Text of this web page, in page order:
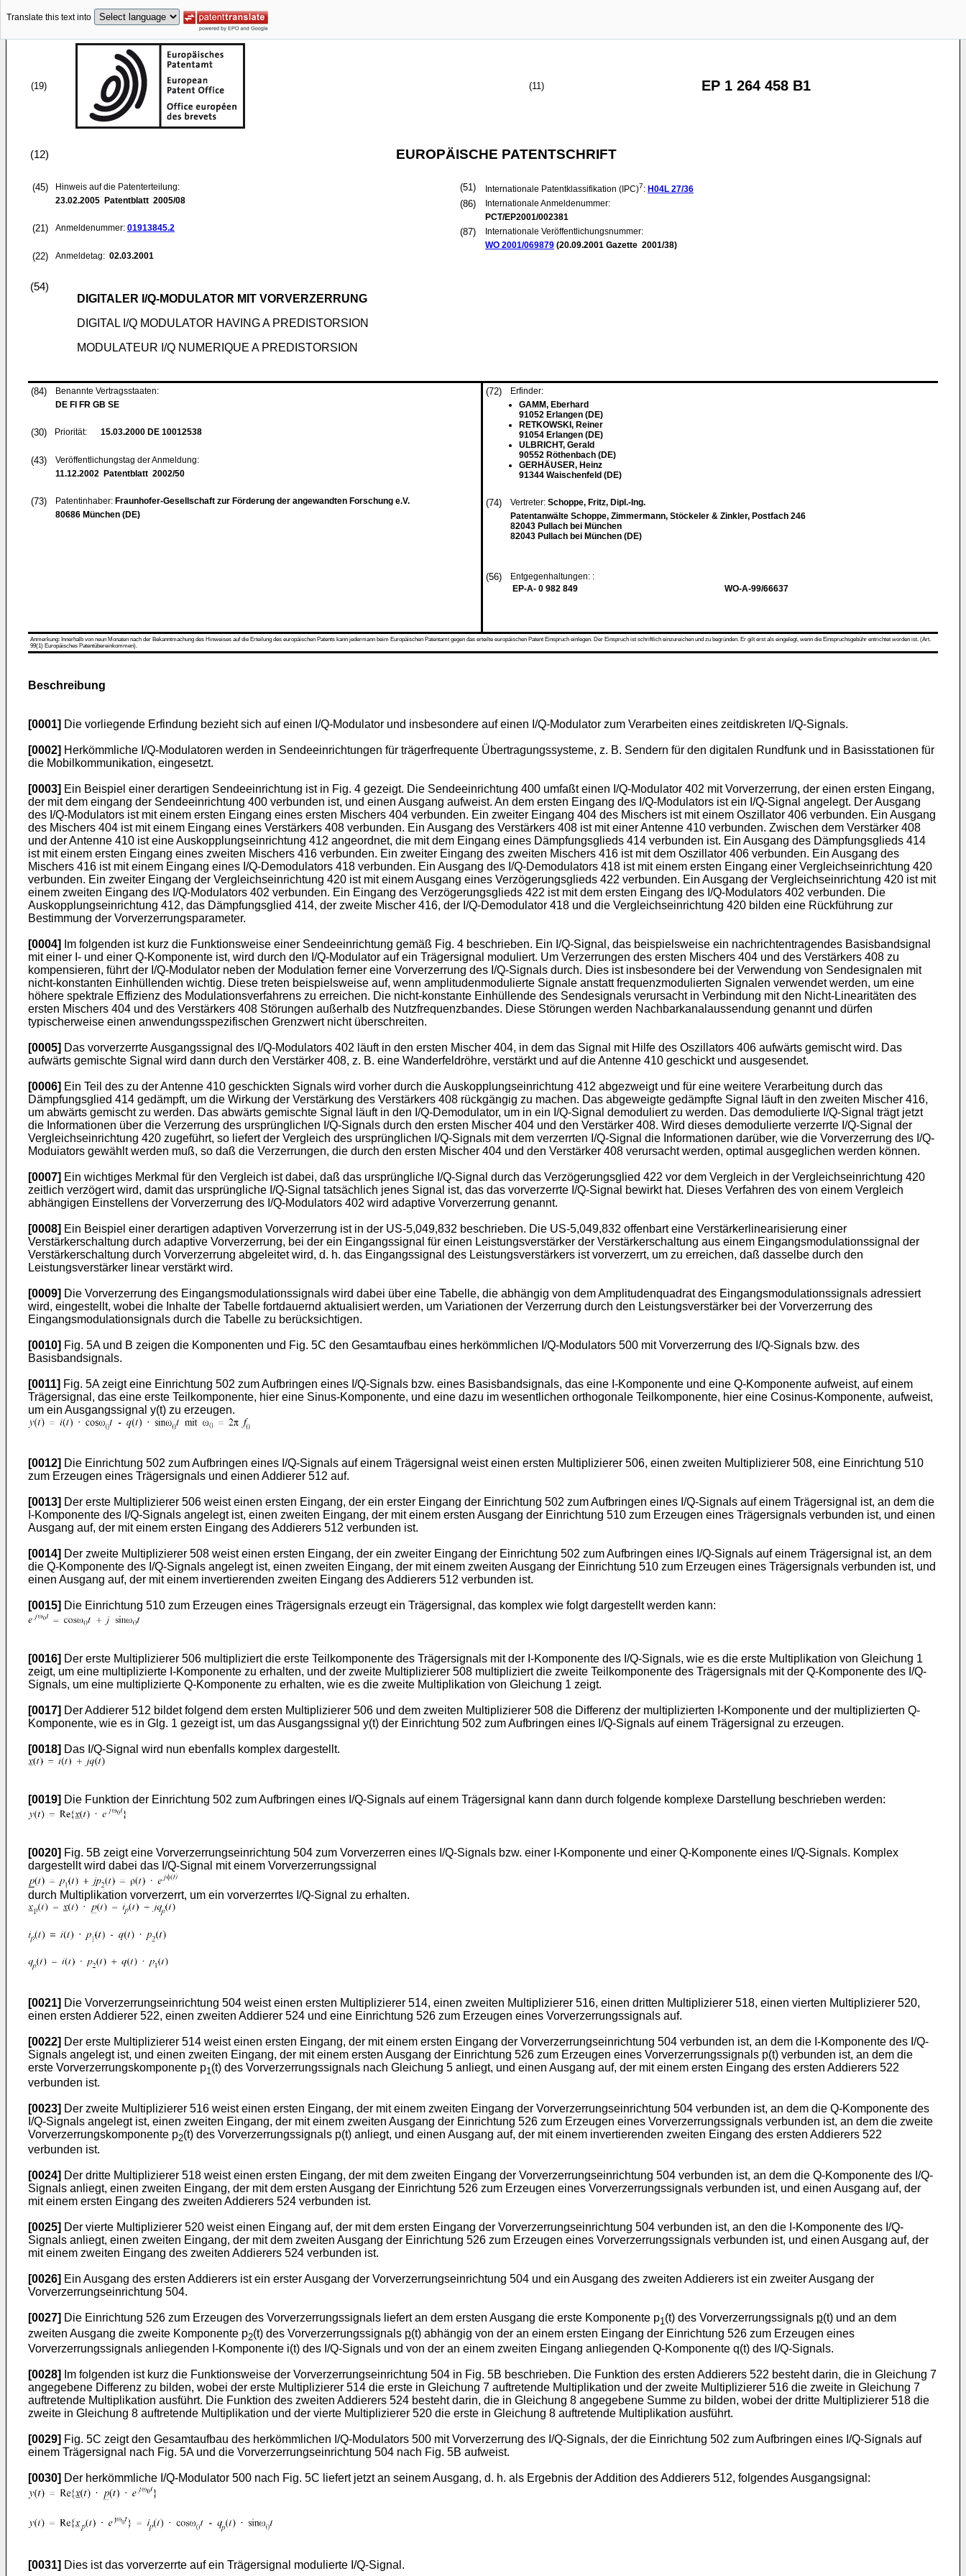
Translate this text into
(19) (11) EP 1 264 458 B1
(12) EUROPÄISCHE PATENTSCHRIFT
(45)
Hinweis auf die Patenterteilung:
23.02.2005 Patentblatt 2005/08
(21) Anmeldenummer: 01913845.2
(22) Anmeldetag: 02.03.2001
(51) Internationale Patentklassifikation (IPC)7: H04L 27/36
(86)
Internationale Anmeldenummer:
PCT/EP2001/002381
(87)
Internationale Veröffentlichungsnummer:
WO 2001/069879 (20.09.2001 Gazette 2001/38)
(54)
DIGITALER I/Q-MODULATOR MIT VORVERZERRUNG
DIGITAL I/Q MODULATOR HAVING A PREDISTORSION
MODULATEUR I/Q NUMERIQUE A PREDISTORSION
(84)
Benannte Vertragsstaaten:
DE FI FR GB SE
(30) Priorität: 15.03.2000 DE 10012538
(43)
Veröffentlichungstag der Anmeldung:
11.12.2002 Patentblatt 2002/50
(73) Patentinhaber: Fraunhofer-Gesellschaft zur Förderung der angewandten Forschung e.V.
80686 München (DE)
(72)
Erfinder:
GAMM, Eberhard
91052 Erlangen (DE)
RETKOWSKI, Reiner
91054 Erlangen (DE)
ULBRICHT, Gerald
90552 Röthenbach (DE)
GERHÄUSER, Heinz
91344 Waischenfeld (DE)
(74) Vertreter: Schoppe, Fritz, Dipl.-Ing.
Patentanwälte Schoppe, Zimmermann, Stöckeler & Zinkler, Postfach 246
82043 Pullach bei München
82043 Pullach bei München (DE)
(56)
Entgegenhaltungen: :
EP-A- 0 982 849
WO-A-99/66637
Anmerkung: Innerhalb von neun Monaten nach der Bekanntmachung des Hinweises auf die Erteilung des europäischen Patents kann jedermann beim Europäischen Patentamt gegen das erteilte europäischen Patent Einspruch einlegen. Der Einspruch ist schriftlich einzureichen und zu begründen. Er gilt erst als eingelegt, wenn die Einspruchsgebühr entrichtet worden ist. (Art.
99(1) Europäisches Patentübereinkommen).
Beschreibung
[0001] Die vorliegende Erfindung bezieht sich auf einen I/Q-Modulator und insbesondere auf einen I/Q-Modulator zum Verarbeiten eines zeitdiskreten I/Q-Signals.
[0002] Herkömmliche I/Q-Modulatoren werden in Sendeeinrichtungen für trägerfrequente Übertragungssysteme, z. B. Sendern für den digitalen Rundfunk und in Basisstationen für
die Mobilkommunikation, eingesetzt.
[0003] Ein Beispiel einer derartigen Sendeeinrichtung ist in Fig. 4 gezeigt. Die Sendeeinrichtung 400 umfaßt einen I/Q-Modulator 402 mit Vorverzerrung, der einen ersten Eingang,
der mit dem eingang der Sendeeinrichtung 400 verbunden ist, und einen Ausgang aufweist. An dem ersten Eingang des I/Q-Modulators ist ein I/Q-Signal angelegt. Der Ausgang
des I/Q-Modulators ist mit einem ersten Eingang eines ersten Mischers 404 verbunden. Ein zweiter Eingang 404 des Mischers ist mit einem Oszillator 406 verbunden. Ein Ausgang
des Mischers 404 ist mit einem Eingang eines Verstärkers 408 verbunden. Ein Ausgang des Verstärkers 408 ist mit einer Antenne 410 verbunden. Zwischen dem Verstärker 408
und der Antenne 410 ist eine Auskopplungseinrichtung 412 angeordnet, die mit dem Eingang eines Dämpfungsglieds 414 verbunden ist. Ein Ausgang des Dämpfungsglieds 414
ist mit einem ersten Eingang eines zweiten Mischers 416 verbunden. Ein zweiter Eingang des zweiten Mischers 416 ist mit dem Oszillator 406 verbunden. Ein Ausgang des
Mischers 416 ist mit einem Eingang eines I/Q-Demodulators 418 verbunden. Ein Ausgang des I/Q-Demodulators 418 ist mit einem ersten Eingang einer Vergleichseinrichtung 420
verbunden. Ein zweiter Eingang der Vergleichseinrichtung 420 ist mit einem Ausgang eines Verzögerungsglieds 422 verbunden. Ein Ausgang der Vergleichseinrichtung 420 ist mit
einem zweiten Eingang des I/Q-Modulators 402 verbunden. Ein Eingang des Verzögerungsglieds 422 ist mit dem ersten Eingang des I/Q-Modulators 402 verbunden. Die
Auskopplungseinrichtung 412, das Dämpfungsglied 414, der zweite Mischer 416, der I/Q-Demodulator 418 und die Vergleichseinrichtung 420 bilden eine Rückführung zur
Bestimmung der Vorverzerrungsparameter.
[0004]
Im folgenden ist kurz die Funktionsweise einer Sendeeinrichtung gemäß Fig. 4 beschrieben. Ein I/Q-Signal, das beispielsweise ein nachrichtentragendes Basisbandsignal
mit einer I- und einer Q-Komponente ist, wird durch den I/Q-Modulator auf ein Trägersignal moduliert. Um Verzerrungen des ersten Mischers 404 und des Verstärkers 408 zu
kompensieren, führt der I/Q-Modulator neben der Modulation ferner eine Vorverzerrung des I/Q-Signals durch. Dies ist insbesondere bei der Verwendung von Sendesignalen mit
nicht-konstanten Einhüllenden wichtig. Diese treten beispielsweise auf, wenn amplitudenmodulierte Signale anstatt frequenzmodulierten Signalen verwendet werden, um eine
höhere spektrale Effizienz des Modulationsverfahrens zu erreichen. Die nicht-konstante Einhüllende des Sendesignals verursacht in Verbindung mit den Nicht-Linearitäten des
ersten Mischers 404 und des Verstärkers 408 Störungen außerhalb des Nutzfrequenzbandes. Diese Störungen werden Nachbarkanalaussendung genannt und dürfen
typischerweise einen anwendungsspezifischen Grenzwert nicht überschreiten.
[0005] Das vorverzerrte Ausgangssignal des I/Q-Modulators 402 läuft in den ersten Mischer 404, in dem das Signal mit Hilfe des Oszillators 406 aufwärts gemischt wird. Das
aufwärts gemischte Signal wird dann durch den Verstärker 408, z. B. eine Wanderfeldröhre, verstärkt und auf die Antenne 410 geschickt und ausgesendet.
[0006] Ein Teil des zu der Antenne 410 geschickten Signals wird vorher durch die Auskopplungseinrichtung 412 abgezweigt und für eine weitere Verarbeitung durch das
Dämpfungsglied 414 gedämpft, um die Wirkung der Verstärkung des Verstärkers 408 rückgängig zu machen. Das abgeweigte gedämpfte Signal läuft in den zweiten Mischer 416,
um abwärts gemischt zu werden. Das abwärts gemischte Signal läuft in den I/Q-Demodulator, um in ein I/Q-Signal demoduliert zu werden. Das demodulierte I/Q-Signal trägt jetzt
die Informationen über die Verzerrung des ursprünglichen I/Q-Signals durch den ersten Mischer 404 und den Verstärker 408. Wird dieses demodulierte verzerrte I/Q-Signal der
Vergleichseinrichtung 420 zugeführt, so liefert der Vergleich des ursprünglichen I/Q-Signals mit dem verzerrten I/Q-Signal die Informationen darüber, wie die Vorverzerrung des I/Q-
Moduiators gewählt werden muß, so daß die Verzerrungen, die durch den ersten Mischer 404 und den Verstärker 408 verursacht werden, optimal ausgeglichen werden können.
[0007] Ein wichtiges Merkmal für den Vergleich ist dabei, daß das ursprüngliche I/Q-Signal durch das Verzögerungsglied 422 vor dem Vergleich in der Vergleichseinrichtung 420
zeitlich verzögert wird, damit das ursprüngliche I/Q-Signal tatsächlich jenes Signal ist, das das vorverzerrte I/Q-Signal bewirkt hat. Dieses Verfahren des von einem Vergleich
abhängigen Einstellens der Vorverzerrung des I/Q-Modulators 402 wird adaptive Vorverzerrung genannt.
[0008] Ein Beispiel einer derartigen adaptiven Vorverzerrung ist in der US-5,049,832 beschrieben. Die US-5,049,832 offenbart eine Verstärkerlinearisierung einer
Verstärkerschaltung durch adaptive Vorverzerrung, bei der ein Eingangssignal für einen Leistungsverstärker der Verstärkerschaltung aus einem Eingangsmodulationssignal der
Verstärkerschaltung durch Vorverzerrung abgeleitet wird, d. h. das Eingangssignal des Leistungsverstärkers ist vorverzerrt, um zu erreichen, daß dasselbe durch den
Leistungsverstärker linear verstärkt wird.
[0009] Die Vorverzerrung des Eingangsmodulationssignals wird dabei über eine Tabelle, die abhängig von dem Amplitudenquadrat des Eingangsmodulationssignals adressiert
wird, eingestellt, wobei die Inhalte der Tabelle fortdauernd aktualisiert werden, um Variationen der Verzerrung durch den Leistungsverstärker bei der Vorverzerrung des
Eingangsmodulationsignals durch die Tabelle zu berücksichtigen.
[0010] Fig. 5A und B zeigen die Komponenten und Fig. 5C den Gesamtaufbau eines herkömmlichen I/Q-Modulators 500 mit Vorverzerrung des I/Q-Signals bzw. des
Basisbandsignals.
[0011] Fig. 5A zeigt eine Einrichtung 502 zum Aufbringen eines I/Q-Signals bzw. eines Basisbandsignals, das eine I-Komponente und eine Q-Komponente aufweist, auf einem
Trägersignal, das eine erste Teilkomponente, hier eine Sinus-Komponente, und eine dazu im wesentlichen orthogonale Teilkomponente, hier eine Cosinus-Komponente, aufweist,
um ein Ausgangssignal y(t) zu erzeugen.
[0012] Die Einrichtung 502 zum Aufbringen eines I/Q-Signals auf einem Trägersignal weist einen ersten Multiplizierer 506, einen zweiten Multiplizierer 508, eine Einrichtung 510
zum Erzeugen eines Trägersignals und einen Addierer 512 auf.
[0013] Der erste Multiplizierer 506 weist einen ersten Eingang, der ein erster Eingang der Einrichtung 502 zum Aufbringen eines I/Q-Signals auf einem Trägersignal ist, an dem die
I-Komponente des I/Q-Signals angelegt ist, einen zweiten Eingang, der mit einem ersten Ausgang der Einrichtung 510 zum Erzeugen eines Trägersignals verbunden ist, und einen
Ausgang auf, der mit einem ersten Eingang des Addierers 512 verbunden ist.
[0014] Der zweite Multiplizierer 508 weist einen ersten Eingang, der ein zweiter Eingang der Einrichtung 502 zum Aufbringen eines I/Q-Signals auf einem Trägersignal ist, an dem
die Q-Komponente des I/Q-Signals angelegt ist, einen zweiten Eingang, der mit einem zweiten Ausgang der Einrichtung 510 zum Erzeugen eines Trägersignals verbunden ist, und
einen Ausgang auf, der mit einem invertierenden zweiten Eingang des Addierers 512 verbunden ist.
[0015] Die Einrichtung 510 zum Erzeugen eines Trägersignals erzeugt ein Trägersignal, das komplex wie folgt dargestellt werden kann:
[0016] Der erste Multiplizierer 506 multipliziert die erste Teilkomponente des Trägersignals mit der I-Komponente des I/Q-Signals, wie es die erste Multiplikation von Gleichung 1
zeigt, um eine multiplizierte I-Komponente zu erhalten, und der zweite Multiplizierer 508 multipliziert die zweite Teilkomponente des Trägersignals mit der Q-Komponente des I/Q-
Signals, um eine multiplizierte Q-Komponente zu erhalten, wie es die zweite Multiplikation von Gleichung 1 zeigt.
[0017] Der Addierer 512 bildet folgend dem ersten Multiplizierer 506 und dem zweiten Multiplizierer 508 die Differenz der multiplizierten I-Komponente und der multiplizierten Q-
Komponente, wie es in Glg. 1 gezeigt ist, um das Ausgangssignal y(t) der Einrichtung 502 zum Aufbringen eines I/Q-Signals auf einem Trägersignal zu erzeugen.
[0018] Das I/Q-Signal wird nun ebenfalls komplex dargestellt.
[0019] Die Funktion der Einrichtung 502 zum Aufbringen eines I/Q-Signals auf einem Trägersignal kann dann durch folgende komplexe Darstellung beschrieben werden:
[0020] Fig. 5B zeigt eine Vorverzerrungseinrichtung 504 zum Vorverzerren eines I/Q-Signals bzw. einer I-Komponente und einer Q-Komponente eines I/Q-Signals. Komplex
dargestellt wird dabei das I/Q-Signal mit einem Vorverzerrungssignal
durch Multiplikation vorverzerrt, um ein vorverzerrtes I/Q-Signal zu erhalten.
[0021] Die Vorverzerrungseinrichtung 504 weist einen ersten Multiplizierer 514, einen zweiten Multiplizierer 516, einen dritten Multiplizierer 518, einen vierten Multiplizierer 520,
einen ersten Addierer 522, einen zweiten Addierer 524 und eine Einrichtung 526 zum Erzeugen eines Vorverzerrungssignals auf.
[0022] Der erste Multiplizierer 514 weist einen ersten Eingang, der mit einem ersten Eingang der Vorverzerrungseinrichtung 504 verbunden ist, an dem die I-Komponente des I/Q-
Signals angelegt ist, und einen zweiten Eingang, der mit einem ersten Ausgang der Einrichtung 526 zum Erzeugen eines Vorverzerrungssignals p(t) verbunden ist, an dem die
erste Vorverzerrungskomponente p1(t) des Vorverzerrungssignals nach Gleichung 5 anliegt, und einen Ausgang auf, der mit einem ersten Eingang des ersten Addierers 522
verbunden ist.
[0023] Der zweite Multiplizierer 516 weist einen ersten Eingang, der mit einem zweiten Eingang der Vorverzerrungseinrichtung 504 verbunden ist, an dem die Q-Komponente des
I/Q-Signals angelegt ist, einen zweiten Eingang, der mit einem zweiten Ausgang der Einrichtung 526 zum Erzeugen eines Vorverzerrungssignals verbunden ist, an dem die zweite
Vorverzerrungskomponente p2(t) des Vorverzerrungssignals p(t) anliegt, und einen Ausgang auf, der mit einem invertierenden zweiten Eingang des ersten Addierers 522
verbunden ist.
[0024] Der dritte Multiplizierer 518 weist einen ersten Eingang, der mit dem zweiten Eingang der Vorverzerrungseinrichtung 504 verbunden ist, an dem die Q-Komponente des I/Q-
Signals anliegt, einen zweiten Eingang, der mit dem ersten Ausgang der Einrichtung 526 zum Erzeugen eines Vorverzerrungssignals verbunden ist, und einen Ausgang auf, der
mit einem ersten Eingang des zweiten Addierers 524 verbunden ist.
[0025] Der vierte Multiplizierer 520 weist einen Eingang auf, der mit dem ersten Eingang der Vorverzerrungseinrichtung 504 verbunden ist, an den die I-Komponente des I/Q-
Signals anliegt, einen zweiten Eingang, der mit dem zweiten Ausgang der Einrichtung 526 zum Erzeugen eines Vorverzerrungssignals verbunden ist, und einen Ausgang auf, der
mit einem zweiten Eingang des zweiten Addierers 524 verbunden ist.
[0026] Ein Ausgang des ersten Addierers ist ein erster Ausgang der Vorverzerrungseinrichtung 504 und ein Ausgang des zweiten Addierers ist ein zweiter Ausgang der
Vorverzerrungseinrichtung 504.
[0027] Die Einrichtung 526 zum Erzeugen des Vorverzerrungssignals liefert an dem ersten Ausgang die erste Komponente p1(t) des Vorverzerrungssignals p(t) und an dem
zweiten Ausgang die zweite Komponente p2(t) des Vorverzerrungssignals p(t) abhängig von der an einem ersten Eingang der Einrichtung 526 zum Erzeugen eines
Vorverzerrungssignals anliegenden I-Komponente i(t) des I/Q-Signals und von der an einem zweiten Eingang anliegenden Q-Komponente q(t) des I/Q-Signals.
[0028]
Im folgenden ist kurz die Funktionsweise der Vorverzerrungseinrichtung 504 in Fig. 5B beschrieben. Die Funktion des ersten Addierers 522 besteht darin, die in Gleichung 7
angegebene Differenz zu bilden, wobei der erste Multiplizierer 514 die erste in Gleichung 7 auftretende Multiplikation und der zweite Multiplizierer 516 die zweite in Gleichung 7
auftretende Multiplikation ausführt. Die Funktion des zweiten Addierers 524 besteht darin, die in Gleichung 8 angegebene Summe zu bilden, wobei der dritte Multiplizierer 518 die
zweite in Gleichung 8 auftretende Multiplikation und der vierte Multiplizierer 520 die erste in Gleichung 8 auftretende Multiplikation ausführt.
[0029] Fig. 5C zeigt den Gesamtaufbau des herkömmlichen I/Q-Modulators 500 mit Vorverzerrung des I/Q-Signals, der die Einrichtung 502 zum Aufbringen eines I/Q-Signals auf
einem Trägersignal nach Fig. 5A und die Vorverzerrungseinrichtung 504 nach Fig. 5B aufweist.
[0030] Der herkömmliche I/Q-Modulator 500 nach Fig. 5C liefert jetzt an seinem Ausgang, d. h. als Ergebnis der Addition des Addierers 512, folgendes Ausgangsignal:
[0031] Dies ist das vorverzerrte auf ein Trägersignal modulierte I/Q-Signal.